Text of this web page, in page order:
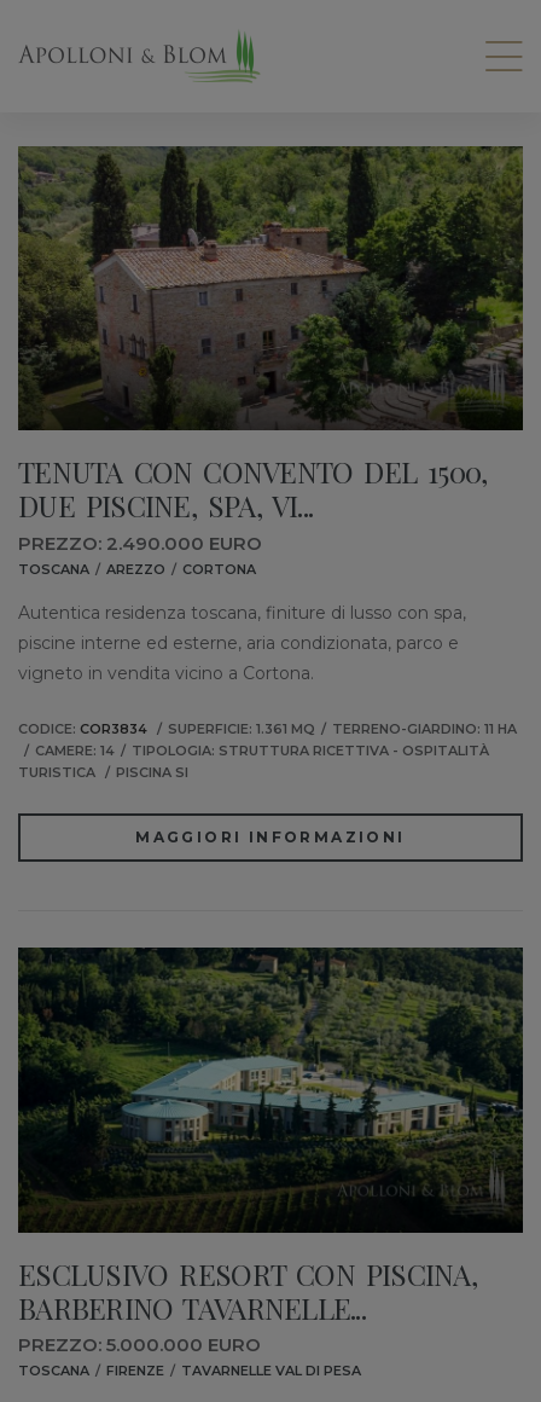
TENUTA CON CONVENTO DEL 1500,
DUE PISCINE, SPA, VI...
PREZZO: 2.490.000 EURO
TOSCANA AREZZO CORTONA
Autentica residenza toscana, finiture di lusso con spa,
piscine interne ed esterne, aria condizionata, parco e
vigneto in vendita vicino a Cortona.
CODICE: COR3834 SUPERFICIE: 1.361 MQ
TERRENO-GIARDINO: 11 HA
CAMERE: 14
TIPOLOGIA: STRUTTURA RICETTIVA - OSPITALITÀ
TURISTICA
PISCINA SI
MAGGIORI INFORMAZIONI
ESCLUSIVO RESORT CON PISCINA,
BARBERINO TAVARNELLE...
PREZZO: 5.000.000 EURO
TOSCANA FIRENZE TAVARNELLE VAL DI PESA